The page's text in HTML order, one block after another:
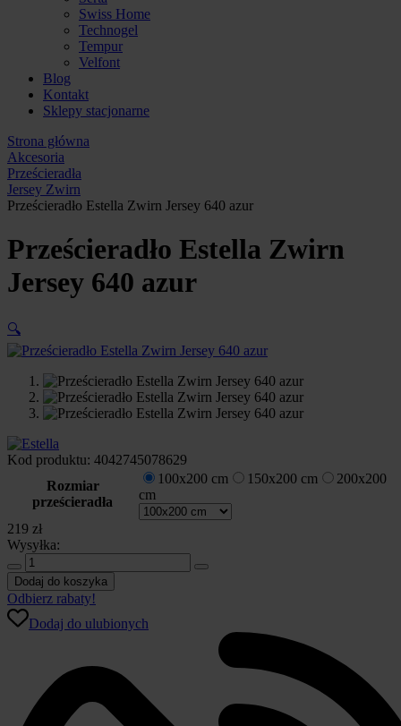
Swiss Home
Technogel
Tempur
Velfont
Blog
Kontakt
Sklepy stacjonarne
Strona główna
Akcesoria
Prześcieradła
Jersey Zwirn
Prześcieradło Estella Zwirn Jersey 640 azur
Prześcieradło Estella Zwirn
Jersey 640 azur
🔍
Kod produktu: 4042745078629
Rozmiar
prześcieradła
100x200 cm 150x200 cm
200x200
cm
219 zł
Wysyłka:
ilość
Prześcieradło
Estella
Zwirn
Jersey
Dodaj do koszyka
Odbierz rabaty!
Dodaj do ulubionych